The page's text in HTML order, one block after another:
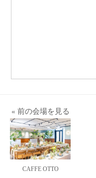
« 前の会場を見る
CAFFE OTTO